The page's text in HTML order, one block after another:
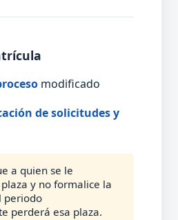
modificado
de solicitudes y
a quien se le
y no formalice la
periodo
perderá esa plaza.